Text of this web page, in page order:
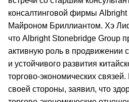
консалтинговой фирмы
Майроном Бриллиантом. Хэ
что Albright Stonebridge Group
активную роль в продвижении
и устойчивого развития
торгово-экономических
своей стороны, заявил, что